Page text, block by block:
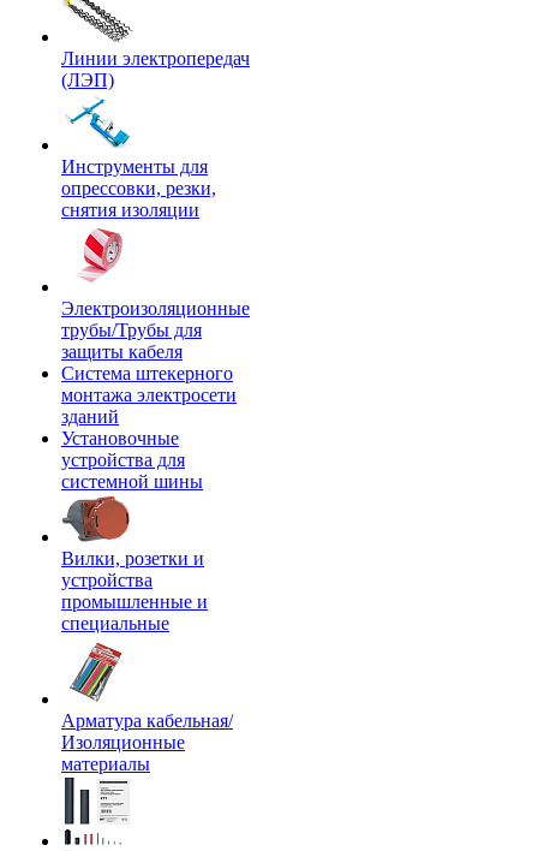
Линии электропередач
(ЛЭП)
Инструменты для
опрессовки, резки,
снятия изоляции
Электроизоляционные
трубы/Трубы для
защиты кабеля
Система штекерного
монтажа электросети
зданий
Установочные
устройства для
системной шины
Вилки, розетки и
устройства
промышленные и
специальные
Арматура кабельная/
Изоляционные
материалы